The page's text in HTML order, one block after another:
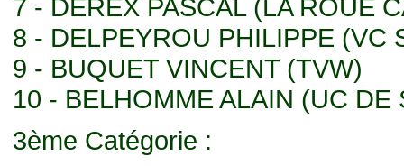
7 - DEREX PASCAL (LA ROUE
8 - DELPEYROU PHILIPPE (VC
9 - BUQUET VINCENT (TVW)
10 - BELHOMME ALAIN (UC
3ème Catégorie :